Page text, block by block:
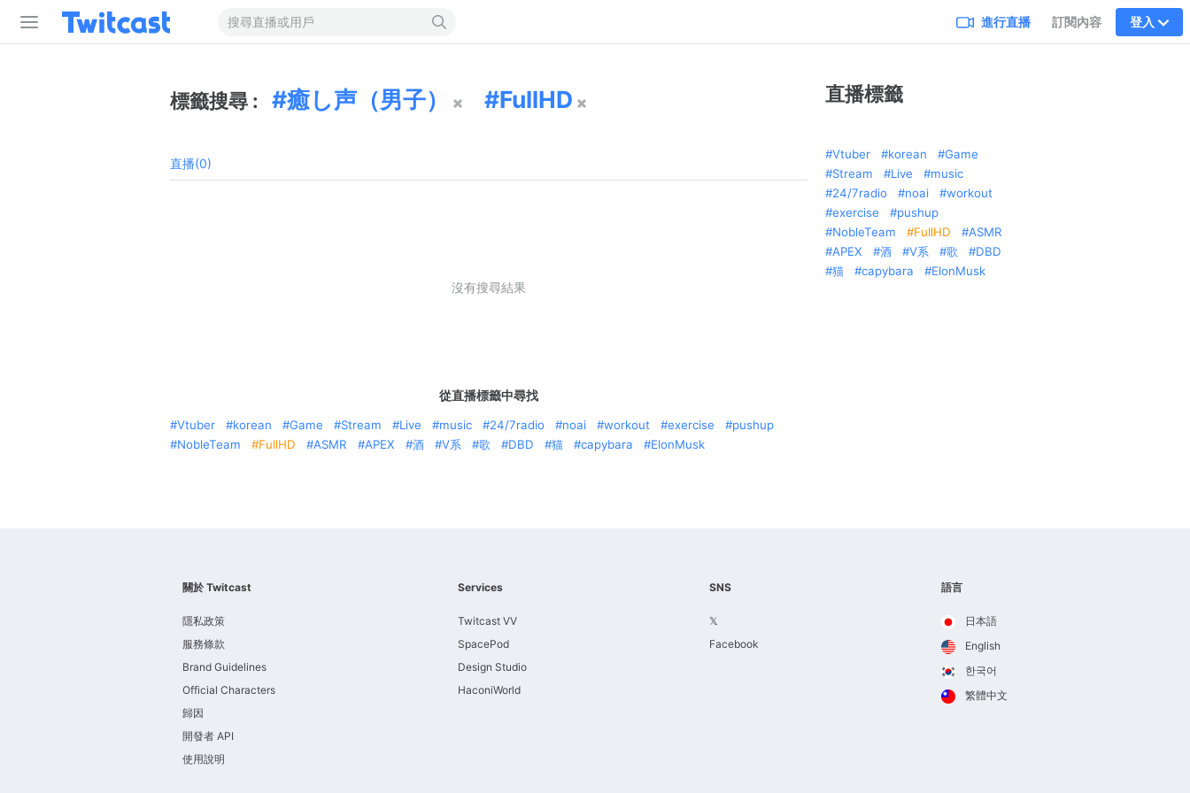
進行直播 訂閱內容 登入
標籤搜尋 : 癒し声（男子） FullHD
直播(0)
沒有搜尋結果
從直播標籤中尋找
Vtuber korean Game Stream Live music 24/7radio noai workout exercise
pushup
NobleTeam
FullHD ASMR APEX 酒 V系 歌 DBD 猫 capybara ElonMusk
直播標籤
Vtuber korean
Game
Stream
Live
music
24/7radio
noai
workout
exercise
pushup
NobleTeam
FullHD
ASMR
APEX
酒 V系 歌
DBD
猫
capybara ElonMusk
關於 Twitcast
隱私政策
服務條款
Brand Guidelines
Official Characters
歸因
開發者 API
使用說明
Services
Twitcast VV
SpacePod
Design Studio
HaconiWorld
SNS
𝕏
Facebook
語言
日本語
English
한국어
繁體中文